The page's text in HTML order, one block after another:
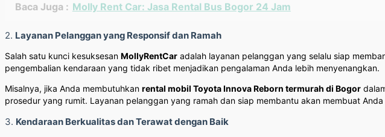
Baca Juga : Molly Rent Car: Jasa Rental Bus Bogor 24 Jam
2. Layanan Pelanggan yang Responsif dan Ramah
Salah satu kunci kesuksesan MollyRentCar adalah layanan pelanggan yang selalu siap
pengembalian kendaraan yang tidak ribet menjadikan pengalaman Anda lebih menyenangkan.
Misalnya, jika Anda membutuhkan rental mobil Toyota Innova Reborn termurah di Bogor
prosedur yang rumit. Layanan pelanggan yang ramah dan siap membantu akan membuat
3. Kendaraan Berkualitas dan Terawat dengan Baik